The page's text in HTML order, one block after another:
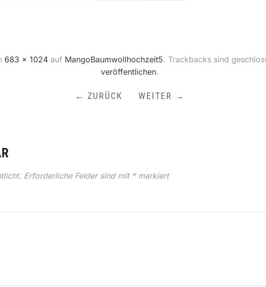
683 × 1024 auf MangoBaumwollhochzeit5. Trackbacks sind
veröffentlichen.
← ZURÜCK WEITER →
Erforderliche Felder sind mit *markiert